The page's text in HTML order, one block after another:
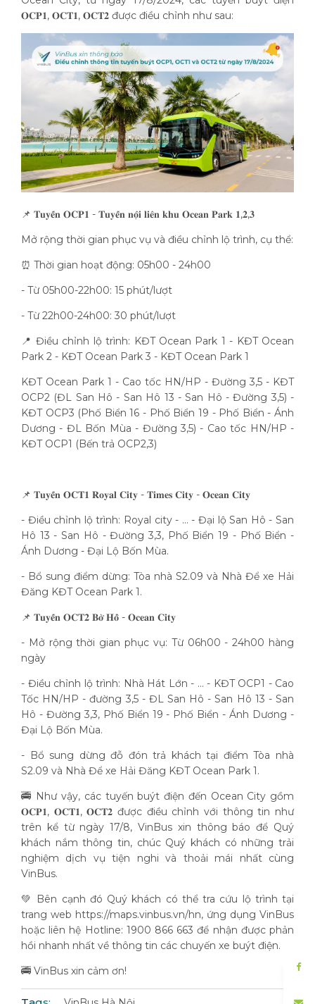
𝐎𝐂𝐏𝟏, 𝐎𝐂𝐓𝟏, 𝐎𝐂𝐓𝟐 được điều chỉnh như sau:
📌 𝐓𝐮𝐲𝐞̂́𝐧 𝐎𝐂𝐏𝟏 - 𝐓𝐮𝐲𝐞̂́𝐧 𝐧𝐨̣̂𝐢 𝐥𝐢𝐞̂𝐧 𝐤𝐡𝐮 𝐎𝐜𝐞𝐚𝐧 𝐏𝐚𝐫𝐤 𝟏,𝟐,𝟑
Mở rộng thời gian phục vụ và điều chỉnh lộ trình, cụ thể:
⏰ Thời gian hoạt động: 05h00 - 24h00
- Từ 05h00-22h00: 15 phút/lượt
- Từ 22h00-24h00: 30 phút/lượt
📍 Điều chỉnh lộ trình: KĐT Ocean Park 1 - KĐT Ocean
Park 2 - KĐT Ocean Park 3 - KĐT Ocean Park 1
KĐT Ocean Park 1 - Cao tốc HN/HP - Đường 3,5 - KĐT
OCP2 (ĐL San Hô - San Hô 13 - San Hô - Đường 3,5) -
KĐT OCP3 (Phố Biển 16 - Phố Biển 19 - Phố Biển - Ánh
Dương - ĐL Bốn Mùa - Đường 3,5) - Cao tốc HN/HP -
KĐT OCP1 (Bến trả OCP2,3)
📌 𝐓𝐮𝐲𝐞̂́𝐧 𝐎𝐂𝐓𝟏 𝐑𝐨𝐲𝐚𝐥 𝐂𝐢𝐭𝐲 - 𝐓𝐢𝐦𝐞𝐬 𝐂𝐢𝐭𝐲 - 𝐎𝐜𝐞𝐚𝐧 𝐂𝐢𝐭𝐲
- Điều chỉnh lộ trình: Royal city - ... - Đại lộ San Hô - San
Hô 13 - San Hô - Đường 3,3, Phố Biển 19 - Phố Biển -
Ánh Dương - Đại Lộ Bốn Mùa.
- Bổ sung điểm dừng: Tòa nhà S2.09 và Nhà Để xe Hải
Đăng KĐT Ocean Park 1.
📌 𝐓𝐮𝐲𝐞̂́𝐧 𝐎𝐂𝐓𝟐 𝐁𝐨̛̀ 𝐇𝐨̂̀ - 𝐎𝐜𝐞𝐚𝐧 𝐂𝐢𝐭𝐲
- Mở rộng thời gian phục vụ: Từ 06h00 - 24h00 hàng
ngày
- Điều chỉnh lộ trình: Nhà Hát Lớn - ... - KĐT OCP1 - Cao
Tốc HN/HP - đường 3,5 - ĐL San Hô - San Hô 13 - San
Hô - Đường 3,3, Phố Biển 19 - Phố Biển - Ánh Dương -
Đại Lộ Bốn Mùa.
- Bổ sung dừng đỗ đón trả khách tại điểm Tòa nhà
S2.09 và Nhà Để xe Hải Đăng KĐT Ocean Park 1.
🚎 Như vậy, các tuyến buýt điện đến Ocean City gồm
𝐎𝐂𝐏𝟏, 𝐎𝐂𝐓𝟏, 𝐎𝐂𝐓𝟐 được điều chỉnh với thông tin như
trên kể từ ngày 17/8, VinBus xin thông báo để Quý
khách nắm thông tin, chúc Quý khách có những trải
nghiệm dịch vụ tiện nghi và thoải mái nhất cùng
VinBus.
💚 Bên cạnh đó Quý khách có thể tra cứu lộ trình tại
trang web https://maps.vinbus.vn/hn, ứng dụng VinBus
hoặc liên hệ Hotline: 1900 866 663 để nhận được phản
hồi nhanh nhất về thông tin các chuyến xe buýt điện.
🚎 VinBus xin cảm ơn!